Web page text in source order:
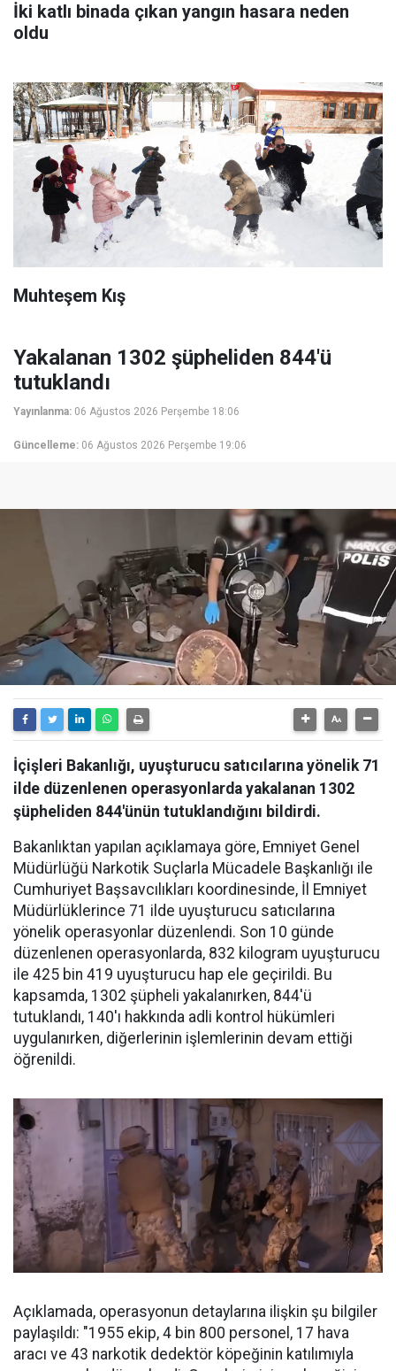
İki katlı binada çıkan yangın hasara neden
oldu
Muhteşem Kış
Yakalanan 1302 şüpheliden 844'ü
tutuklandı
Yayınlanma: 06 Ağustos 2026 Perşembe 18:06
Güncelleme: 06 Ağustos 2026 Perşembe 19:06
İçişleri Bakanlığı, uyuşturucu satıcılarına yönelik 71
ilde düzenlenen operasyonlarda yakalanan 1302
şüpheliden 844'ünün tutuklandığını bildirdi.
Bakanlıktan yapılan açıklamaya göre, Emniyet Genel
Müdürlüğü Narkotik Suçlarla Mücadele Başkanlığı ile
Cumhuriyet Başsavcılıkları koordinesinde, İl Emniyet
Müdürlüklerince 71 ilde uyuşturucu satıcılarına
yönelik operasyonlar düzenlendi. Son 10 günde
düzenlenen operasyonlarda, 832 kilogram uyuşturucu
ile 425 bin 419 uyuşturucu hap ele geçirildi. Bu
kapsamda, 1302 şüpheli yakalanırken, 844'ü
tutuklandı, 140'ı hakkında adli kontrol hükümleri
uygulanırken, diğerlerinin işlemlerinin devam ettiği
öğrenildi.
Açıklamada, operasyonun detaylarına ilişkin şu bilgiler
paylaşıldı: "1955 ekip, 4 bin 800 personel, 17 hava
aracı ve 43 narkotik dedektör köpeğinin katılımıyla